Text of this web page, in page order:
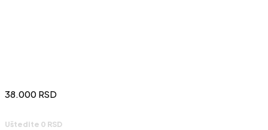
38.000RSD
Uštedite 0 RSD